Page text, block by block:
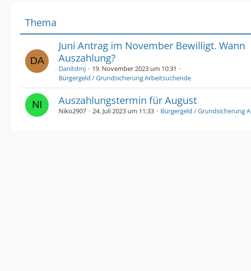
Thema
Juni Antrag im November Bewilligt. Wann
Auszahlung?
Danitdmj
19. November 2023 um 10:31
Bürgergeld / Grundsicherung Arbeitsuchende
Auszahlungstermin für August
Niko2907 24. Juli 2023 um 11:33 Bürgergeld / Grundsicherung